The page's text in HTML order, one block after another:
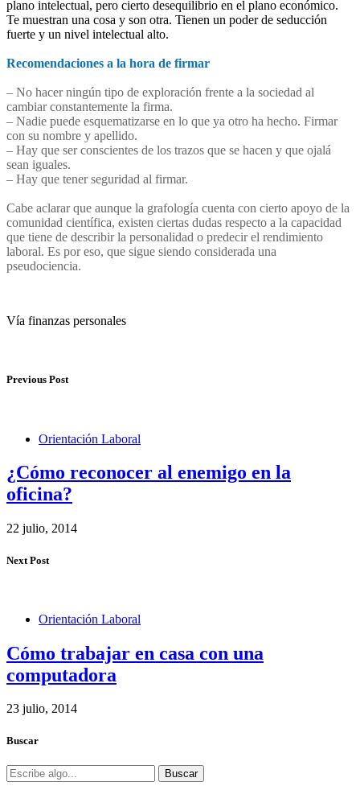
plano intelectual, pero cierto desequilibrio en el plano económico.
Te muestran una cosa y son otra. Tienen un poder de seducción
fuerte y un nivel intelectual alto.
Recomendaciones a la hora de firmar
– No hacer ningún tipo de exploración frente a la sociedad al
cambiar constantemente la firma.
– Nadie puede esquematizarse en lo que ya otro ha hecho. Firmar
con su nombre y apellido.
– Hay que ser conscientes de los trazos que se hacen y que ojalá
sean iguales.
– Hay que tener seguridad al firmar.
Cabe aclarar que aunque la grafología cuenta con cierto apoyo de la
comunidad científica, existen ciertas dudas respecto a la capacidad
que tiene de describir la personalidad o predecir el rendimiento
laboral. Es por eso, que sigue siendo considerada una
pseudociencia.
Vía finanzas personales
Previous Post
Orientación Laboral
¿Cómo reconocer al enemigo en la
oficina?
22 julio, 2014
Next Post
Orientación Laboral
Cómo trabajar en casa con una
computadora
23 julio, 2014
Buscar
Buscar